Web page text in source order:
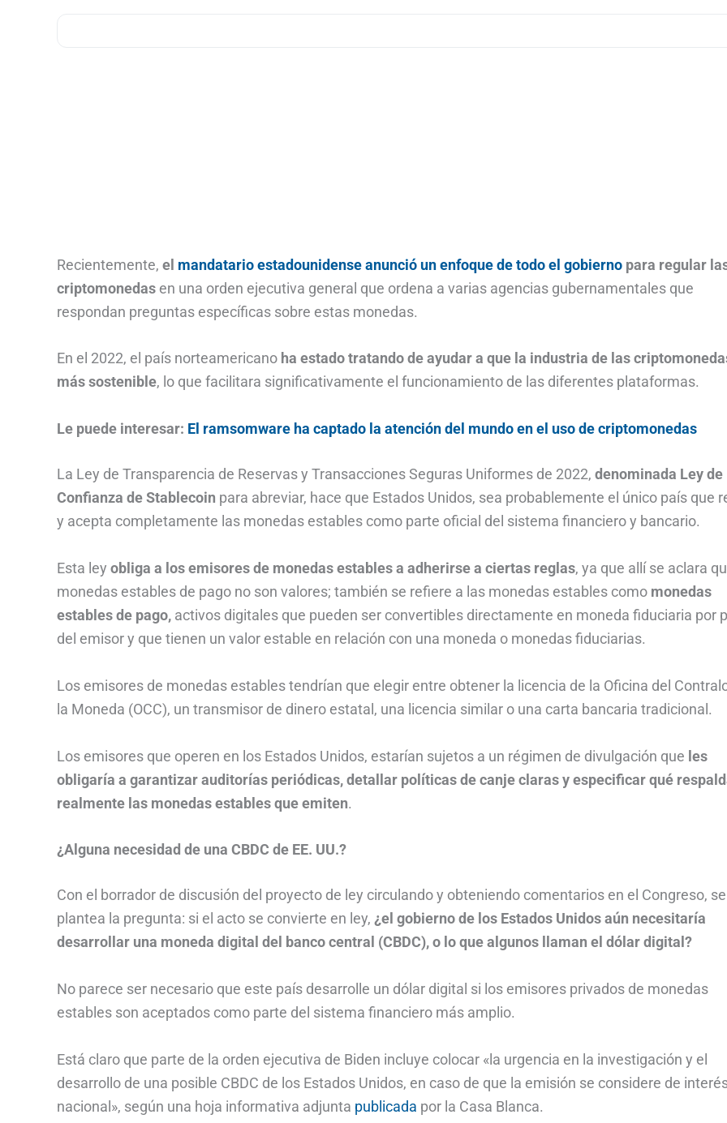
Recientemente, el mandatario estadounidense anunció un enfoque de todo el gobierno para regular
criptomonedas en una orden ejecutiva general que ordena a varias agencias gubernamentales que
respondan preguntas específicas sobre estas monedas.
En el 2022, el país norteamericano ha estado tratando de ayudar a que la industria de las
más sostenible, lo que facilitara significativamente el funcionamiento de las diferentes plataformas.
Le puede interesar: El ramsomware ha captado la atención del mundo en el uso de criptomonedas
La Ley de Transparencia de Reservas y Transacciones Seguras Uniformes de 2022, denominada Ley de
Confianza de Stablecoin para abreviar, hace que Estados Unidos, sea probablemente el único país que
y acepta completamente las monedas estables como parte oficial del sistema financiero y bancario.
Esta ley obliga a los emisores de monedas estables a adherirse a ciertas reglas, ya que allí se aclara
monedas estables de pago no son valores; también se refiere a las monedas estables como monedas
estables de pago, activos digitales que pueden ser convertibles directamente en moneda fiduciaria por
del emisor y que tienen un valor estable en relación con una moneda o monedas fiduciarias.
Los emisores de monedas estables tendrían que elegir entre obtener la licencia de la Oficina del
la Moneda (OCC), un transmisor de dinero estatal, una licencia similar o una carta bancaria tradicional.
Los emisores que operen en los Estados Unidos, estarían sujetos a un régimen de divulgación que les
obligaría a garantizar auditorías periódicas, detallar políticas de canje claras y especificar qué
realmente las monedas estables que emiten.
¿Alguna necesidad de una CBDC de EE. UU.?
Con el borrador de discusión del proyecto de ley circulando y obteniendo comentarios en el Congreso, se
plantea la pregunta: si el acto se convierte en ley, ¿el gobierno de los Estados Unidos aún necesitaría
desarrollar una moneda digital del banco central (CBDC), o lo que algunos llaman el dólar digital?
No parece ser necesario que este país desarrolle un dólar digital si los emisores privados de monedas
estables son aceptados como parte del sistema financiero más amplio.
Está claro que parte de la orden ejecutiva de Biden incluye colocar «la urgencia en la investigación y el
desarrollo de una posible CBDC de los Estados Unidos, en caso de que la emisión se considere de
nacional», según una hoja informativa adjunta publicada por la Casa Blanca.